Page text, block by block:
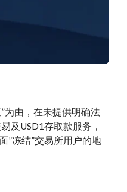
为由，在未提供明确法
及USD1存取款服务，
”冻结”交易所用户的地